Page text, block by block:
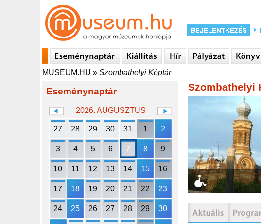
MUSEUM.HU » Szombathelyi Képtár
Eseménynaptár
2026. AUGUSZTUS
27 28 29 30 31 1 2
3 4 5 6 7 8 9
10 11 12 13 14 15 16
17 18 19 20 21 22 23
24 25 26 27 28 29 30
Szombathelyi